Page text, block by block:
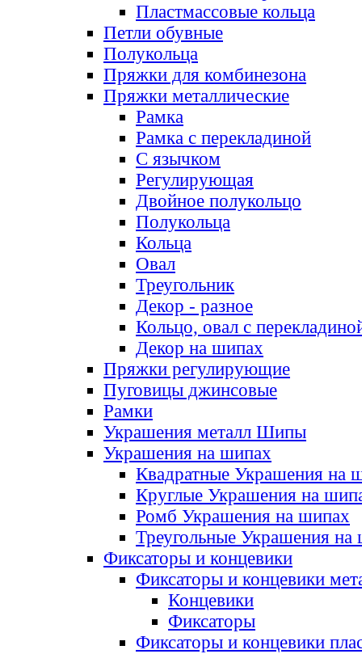
Пластмассовые кольца
Петли обувные
Полукольца
Пряжки для комбинезона
Пряжки металлические
Рамка
Рамка с перекладиной
С язычком
Регулирующая
Двойное полукольцо
Полукольца
Кольца
Овал
Треугольник
Декор - разное
Кольцо, овал с
Декор на шипах
Пряжки регулирующие
Пуговицы джинсовые
Рамки
Украшения металл Шипы
Украшения на шипах
Квадратные Украшения на
Круглые Украшения на
Ромб Украшения на шипах
Треугольные Украшения на
Фиксаторы и концевики
Фиксаторы и концевики
Концевики
Фиксаторы
Фиксаторы и концевики